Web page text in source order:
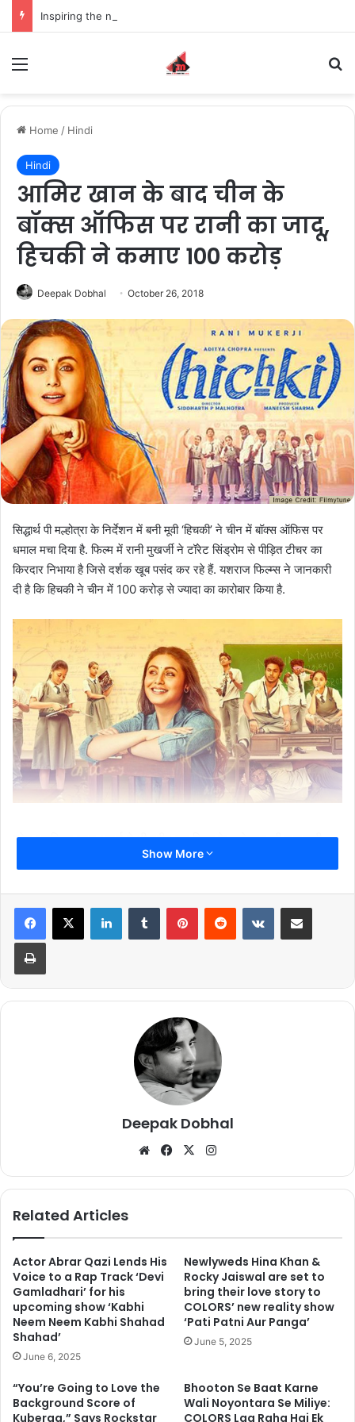
Home / Hindi
Hindi
आमिर खान के बाद चीन के
बॉक्स ऑफिस पर रानी का जादू,
हिचकी ने कमाए 100 करोड़
Deepak Dobhal October 26, 2018
सिद्धार्थ पी मल्होत्रा के निर्देशन में बनी मूवी ‘हिचकी’ ने चीन में बॉक्स ऑफिस पर
धमाल मचा दिया है. फिल्म में रानी मुखर्जी ने टॉरेट सिंड्रोम से पीड़ित टीचर का
किरदार निभाया है जिसे दर्शक खूब पसंद कर रहे हैं. यशराज फिल्म्स ने जानकारी
दी है कि हिचकी ने चीन में 100 करोड़ से ज्यादा का कारोबार किया है.
ट्रेड एनालिस्ट तरण आदर्श ने भी ट्वीट कर फिल्म के कलेक्शन की जानकारी
https://twitter.com/taran_adarsh/status/105565402164450
9184
तरण के मुताबिक 25 अक्टूबर तक फिल्म ने चीन में 13.94 मिलियन डॉलर यानी
करीब 102.09 करोड़ का कारोबार किया है. फिल्म में टॉरेट सिंड्रोम से पीड़ित रानी
रूप से कमजोर बच्चों की जिंदगी बदल देती हैं.
चीन में फिल्म की सफलता पर रानी ने कहा, “अच्छे सिनेमा के लिए भाषा किसी तरह
की बाधा नहीं है और यह दर्शकों के दिलों और दिमाग को जोड़ती है. चीन में हिचकी
की सफलता ने यह साबित कर दिया है.”
Show More
Deepak Dobhal
We
te
Fa
bo
X
ra
Related Articles
Actor Abrar Qazi Lends His
Voice to a Rap Track ‘Devi
Gamladhari’ for his
upcoming show ‘Kabhi
Neem Neem Kabhi Shahad
Shahad’
June 6, 2025
Newlyweds Hina Khan &
Rocky Jaiswal are set to
bring their love story to
COLORS’ new reality show
‘Pati Patni Aur Panga’
June 5, 2025
“You’re Going to Love the
Background Score of
Kuberaa,” Says Rockstar
Bhooton Se Baat Karne
Wali Noyontara Se Miliye:
COLORS Laa Raha Hai Ek